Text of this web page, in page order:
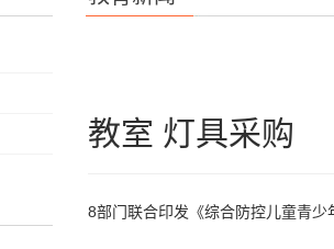
教室 灯具采购
8部门联合印发《综合防控儿童青少